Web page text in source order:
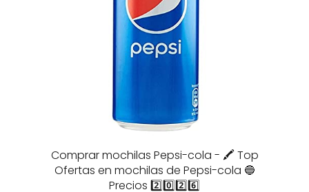
Comprar mochilas Pepsi-cola - 🖍️ Top
Ofertas en mochilas de Pepsi-cola 🔵
Precios 2️⃣0️⃣2️⃣6️⃣